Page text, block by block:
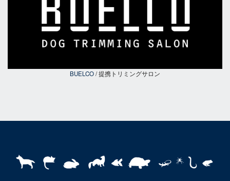
BUELCO/ 提携トリミングサロン